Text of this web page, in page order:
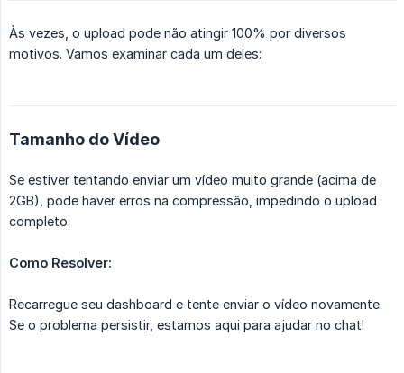
Às vezes, o upload pode não atingir 100% por diversos
motivos. Vamos examinar cada um deles:
Tamanho do Vídeo
Se estiver tentando enviar um vídeo muito grande (acima de
2GB), pode haver erros na compressão, impedindo o upload
completo.
Como Resolver:
Recarregue seu dashboard e tente enviar o vídeo novamente.
Se o problema persistir, estamos aqui para ajudar no chat!